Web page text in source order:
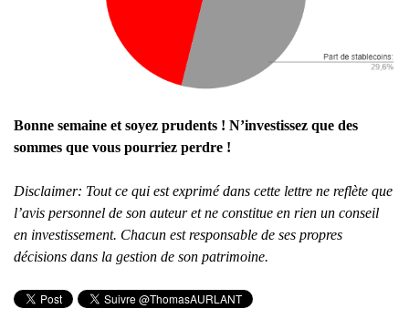
Bonne semaine et soyez prudents ! N’investissez que des
sommes que vous pourriez perdre !
Disclaimer: Tout ce qui est exprimé dans cette lettre ne reflète que
l’avis personnel de son auteur et ne constitue en rien un conseil
en investissement. Chacun est responsable de ses propres
décisions dans la gestion de son patrimoine.